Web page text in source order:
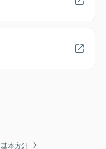
本方針